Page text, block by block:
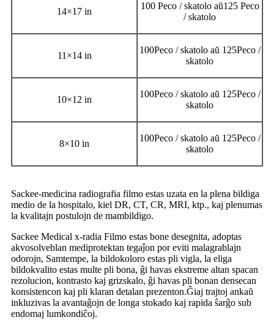
14×17 in
100 Peco / skatolo aŭ125 Peco
/ skatolo
11 ×14 in
100Peco / skatolo aŭ 125Peco /
skatolo
10×12 in
100Peco / skatolo aŭ 125Peco /
skatolo
8×10 in
100Peco / skatolo aŭ 125Peco /
skatolo
Sackee-medicina radiografia filmo estas uzata en la plena bildiga
medio de la hospitalo, kiel DR, CT, CR, MRI, ktp., kaj plenumas
la kvalitajn postulojn de mambildigo.
Sackee Medical x-radia Filmo estas bone desegnita, adoptas
akvosolveblan mediprotektan tegaĵon por eviti malagrablajn
odorojn, Samtempe, la bildokoloro estas pli vigla, la eliga
bildokvalito estas multe pli bona, ĝi havas ekstreme altan spacan
rezolucion, kontrasto kaj grizskalo, ĝi havas pli bonan densecan
konsistencon kaj pli klaran detalan prezenton.Ĝiaj trajtoj ankaŭ
inkluzivas la avantaĝojn de longa stokado kaj rapida ŝarĝo sub
endomaj lumkondiĉoj.